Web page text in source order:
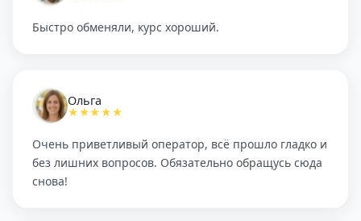
Быстро обменяли, курс хороший.
Ольга
★★★★★
Очень приветливый оператор, всё прошло гладко и
без лишних вопросов. Обязательно обращусь сюда
снова!